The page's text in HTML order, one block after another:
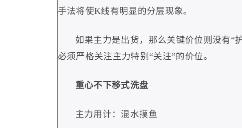
手法将使K线有明显的分层现象。
如果主力是出货，那么关键价位则没有“
必须严格关注主力特别 “关注”的价位。
重心不下移式洗盘
主力用计：混水摸鱼